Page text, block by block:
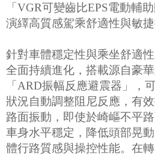
「VGR可變齒比EPS電動輔
演繹高質感駕乘舒適性與敏
針對車體穩定性與乘坐舒適
全面持續進化，搭載源自豪
「ARD振幅反應避震器」，
狀況自動調整阻尼反應，有
路面振動，即使於崎嶇不平
車身水平穩定，降低頭部晃
體行路質感與操控性能。在